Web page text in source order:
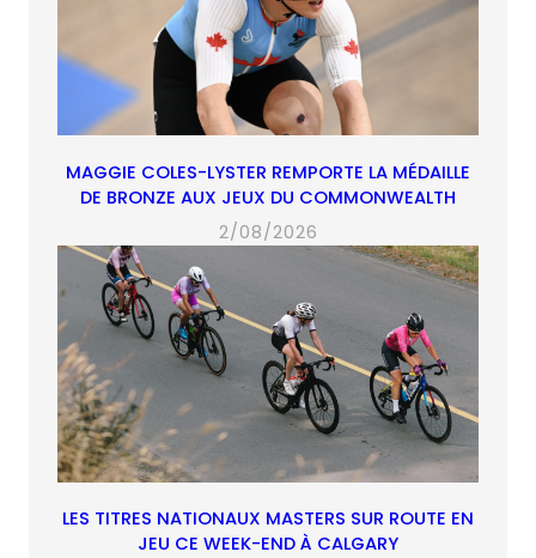
MAGGIE COLES-LYSTER REMPORTE LA MÉDAILLE
DE BRONZE AUX JEUX DU COMMONWEALTH
2/08/2026
LES TITRES NATIONAUX MASTERS SUR ROUTE EN
JEU CE WEEK-END À CALGARY